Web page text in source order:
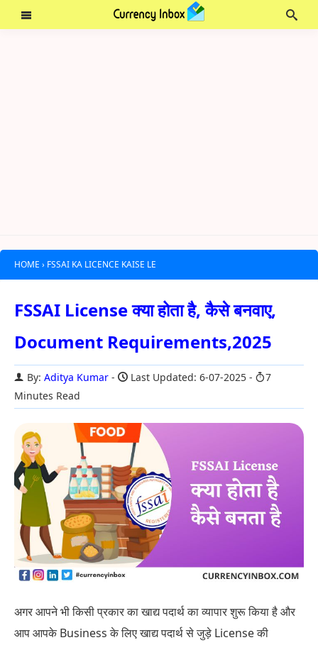
HOME › FSSAI KA LICENCE KAISE LE
FSSAI License क्या होता है, कैसे बनवाए,
Document Requirements,2025
By: Aditya Kumar Last Updated: 6-07-2025
7
Minutes Read
अगर आपने भी किसी प्रकार का खाद्य पदार्थ का व्यापार शुरू किया है और
आप आपके Business के लिए खाद्य पदार्थ से जुड़े License की